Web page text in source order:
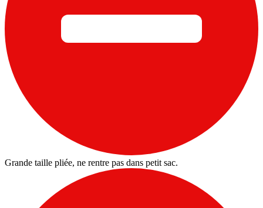
Grande taille pliée, ne rentre pas dans petit sac.